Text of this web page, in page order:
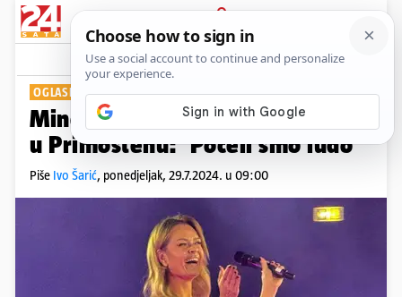
PRIJAVA
Show Komentari
OGLASILA SE NA MREŽAMA
Minea morala prekinuti koncert
u Primoštenu: 'Počeli smo ludo'
Piše Ivo Šarić, ponedjeljak, 29.7.2024. u 09:00